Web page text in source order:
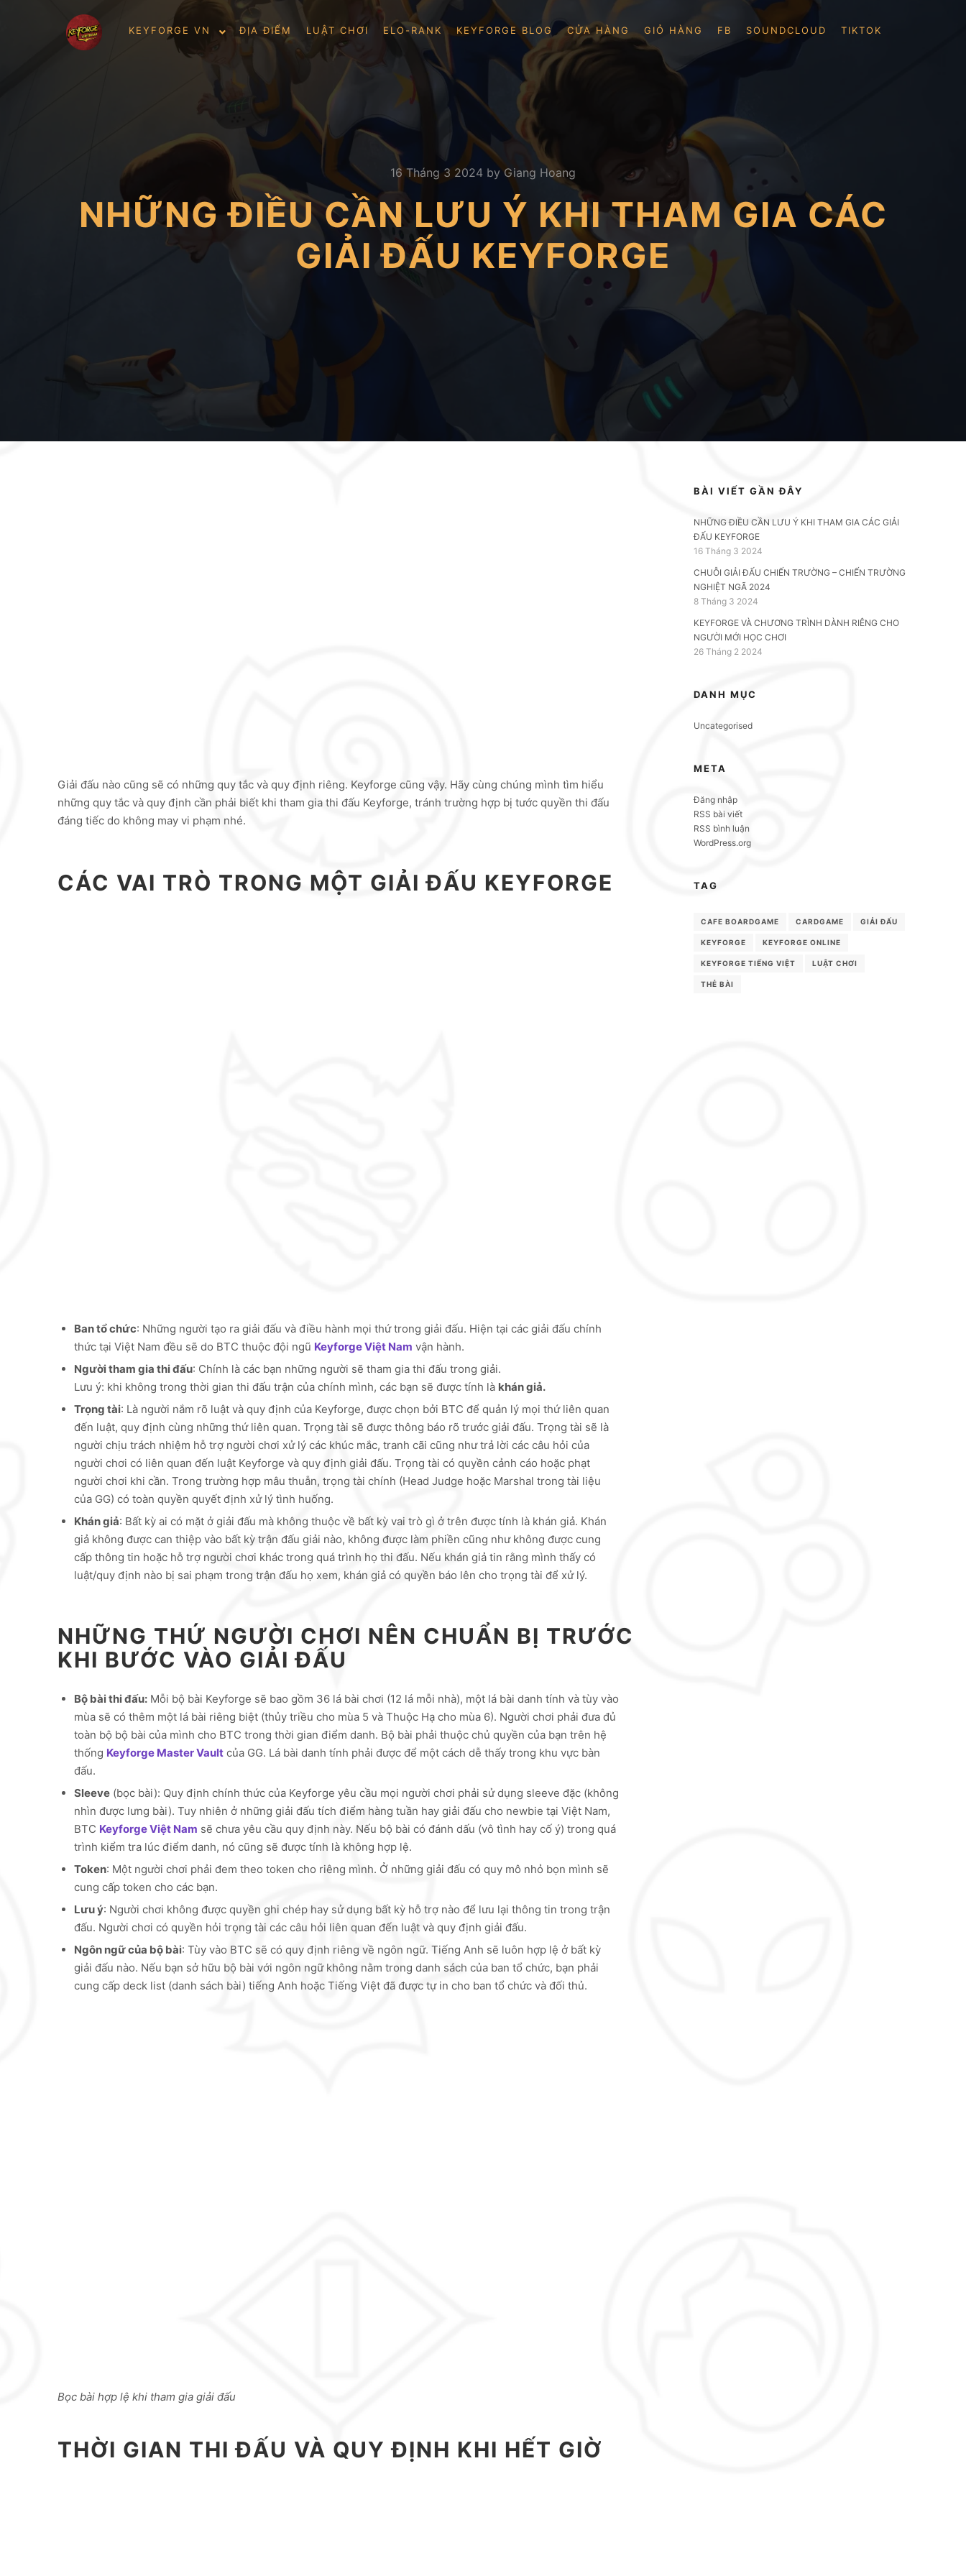
KEYFORGE VN ĐỊA ĐIỂM LUẬT CHƠI ELO-RANK KEYFORGE BLOG CỬA HÀNG GIỎ HÀNG FB SOUNDCLOUD TIKTOK
16 Tháng 3 2024 byGiang Hoang
NHỮNG ĐIỀU CẦN LƯU Ý KHI THAM GIA CÁC
GIẢI ĐẤU KEYFORGE
Giải đấu nào cũng sẽ có những quy tắc và quy định riêng. Keyforge cũng vậy. Hãy cùng chúng mình tìm hiểu
những quy tắc và quy định cần phải biết khi tham gia thi đấu Keyforge, tránh trường hợp bị tước quyền thi đấu
đáng tiếc do không may vi phạm nhé.
CÁC VAI TRÒ TRONG MỘT GIẢI ĐẤU KEYFORGE
Ban tổ chức: Những người tạo ra giải đấu và điều hành mọi thứ trong giải đấu. Hiện tại các giải đấu chính
thức tại Việt Nam đều sẽ do BTC thuộc đội ngũ Keyforge Việt Nam vận hành.
Người tham gia thi đấu: Chính là các bạn những người sẽ tham gia thi đấu trong giải.
Lưu ý: khi không trong thời gian thi đấu trận của chính mình, các bạn sẽ được tính là khán giả.
Trọng tài: Là người nắm rõ luật và quy định của Keyforge, được chọn bởi BTC để quản lý mọi thứ liên quan
đến luật, quy định cùng những thứ liên quan. Trọng tài sẽ được thông báo rõ trước giải đấu. Trọng tài sẽ là
người chịu trách nhiệm hỗ trợ người chơi xử lý các khúc mắc, tranh cãi cũng như trả lời các câu hỏi của
người chơi có liên quan đến luật Keyforge và quy định giải đấu. Trọng tài có quyền cảnh cáo hoặc phạt
người chơi khi cần. Trong trường hợp mâu thuẫn, trọng tài chính (Head Judge hoặc Marshal trong tài liệu
của GG) có toàn quyền quyết định xử lý tình huống.
Khán giả: Bất kỳ ai có mặt ở giải đấu mà không thuộc về bất kỳ vai trò gì ở trên được tính là khán giả. Khán
giả không được can thiệp vào bất kỳ trận đấu giải nào, không được làm phiền cũng như không được cung
cấp thông tin hoặc hỗ trợ người chơi khác trong quá trình họ thi đấu. Nếu khán giả tin rằng mình thấy có
luật/quy định nào bị sai phạm trong trận đấu họ xem, khán giả có quyền báo lên cho trọng tài để xử lý.
NHỮNG THỨ NGƯỜI CHƠI NÊN CHUẨN BỊ TRƯỚC
KHI BƯỚC VÀO GIẢI ĐẤU
Bộ bài thi đấu:Mỗi bộ bài Keyforge sẽ bao gồm 36 lá bài chơi (12 lá mỗi nhà), một lá bài danh tính và tùy vào
mùa sẽ có thêm một lá bài riêng biệt (thủy triều cho mùa 5 và Thuộc Hạ cho mùa 6). Người chơi phải đưa đủ
toàn bộ bộ bài của mình cho BTC trong thời gian điểm danh. Bộ bài phải thuộc chủ quyền của bạn trên hệ
thống Keyforge Master Vaultcủa GG. Lá bài danh tính phải được để một cách dễ thấy trong khu vực bàn
đấu.
Sleeve(bọc bài): Quy định chính thức của Keyforge yêu cầu mọi người chơi phải sử dụng sleeve đặc (không
nhìn được lưng bài). Tuy nhiên ở những giải đấu tích điểm hàng tuần hay giải đấu cho newbie tại Việt Nam,
BTC Keyforge Việt Nam sẽ chưa yêu cầu quy định này. Nếu bộ bài có đánh dấu (vô tình hay cố ý) trong quá
trình kiểm tra lúc điểm danh, nó cũng sẽ được tính là không hợp lệ.
Token: Một người chơi phải đem theo token cho riêng mình. Ở những giải đấu có quy mô nhỏ bọn mình sẽ
cung cấp token cho các bạn.
Lưu ý: Người chơi không được quyền ghi chép hay sử dụng bất kỳ hỗ trợ nào để lưu lại thông tin trong trận
đấu. Người chơi có quyền hỏi trọng tài các câu hỏi liên quan đến luật và quy định giải đấu.
Ngôn ngữ của bộ bài: Tùy vào BTC sẽ có quy định riêng về ngôn ngữ. Tiếng Anh sẽ luôn hợp lệ ở bất kỳ
giải đấu nào. Nếu bạn sở hữu bộ bài với ngôn ngữ không nằm trong danh sách của ban tổ chức, bạn phải
cung cấp deck list (danh sách bài) tiếng Anh hoặc Tiếng Việt đã được tự in cho ban tổ chức và đối thủ.
Bọc bài hợp lệ khi tham gia giải đấu
THỜI GIAN THI ĐẤU VÀ QUY ĐỊNH KHI HẾT GIỜ
BÀI VIẾT GẦN ĐÂY
NHỮNG ĐIỀU CẦN LƯU Ý KHI THAM GIA CÁC GIẢI
ĐẤU KEYFORGE
16 Tháng 3 2024
CHUỖI GIẢI ĐẤU CHIẾN TRƯỜNG – CHIẾN TRƯỜNG
NGHIỆT NGÃ 2024
8 Tháng 3 2024
KEYFORGE VÀ CHƯƠNG TRÌNH DÀNH RIÊNG CHO
NGƯỜI MỚI HỌC CHƠI
26 Tháng 2 2024
DANH MỤC
Uncategorised
META
Đăng nhập
RSS bài viết
RSS bình luận
WordPress.org
TAG
CAFE BOARDGAME CARDGAME GIẢI ĐẤU
KEYFORGE KEYFORGE ONLINE
KEYFORGE TIẾNG VIỆT LUẬT CHƠI
THẺ BÀI